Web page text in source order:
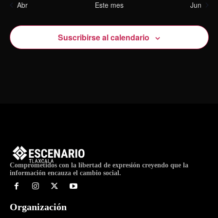
Abr Este mes Jun
Suscribirse al calendario
Comprometidos con la libertad de expresión creyendo que la
información encauza el cambio social.
Organización